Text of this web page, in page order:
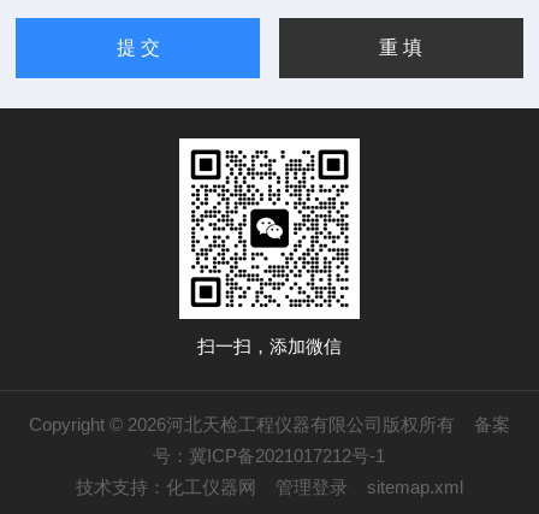
扫一扫，添加微信
Copyright © 2026河北天检工程仪器有限公司版权所有 备案
号：冀ICP备2021017212号-1
技术支持： 化工仪器网 管理登录 sitemap.xml